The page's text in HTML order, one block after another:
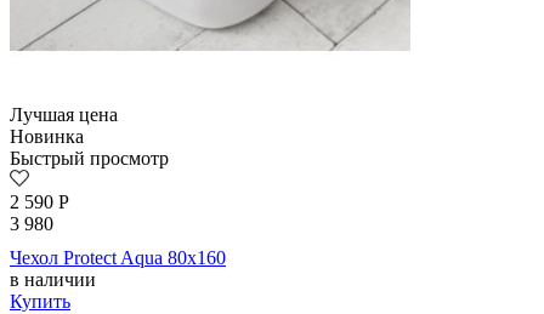
Лучшая цена
Новинка
Быстрый просмотр
2 590 Р
3 980
Чехол Protect Aqua 80х160
в наличии
Купить